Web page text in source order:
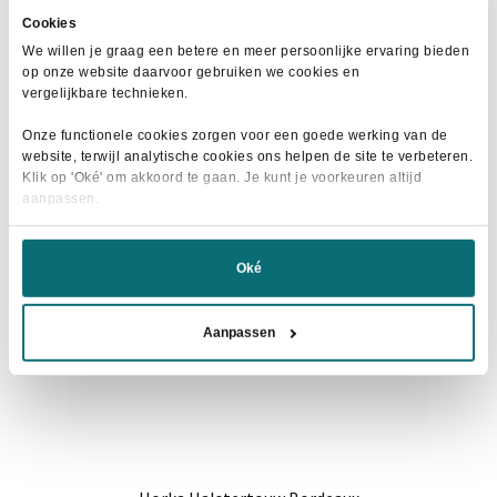
Cookies
We willen je graag een betere en meer persoonlijke ervaring bieden
op onze website daarvoor gebruiken we cookies en
vergelijkbare technieken.
Onze functionele cookies zorgen voor een goede werking van de
website, terwijl analytische cookies ons helpen de site te verbeteren.
Klik op 'Oké' om akkoord te gaan. Je kunt je voorkeuren altijd
aanpassen.
Oké
Aanpassen
AANBIEDING!